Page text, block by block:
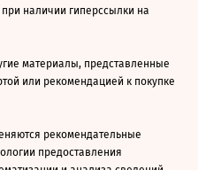
при наличии гиперссылки на
материалы, представленные
или рекомендацией к покупке
рекомендательные
предоставления